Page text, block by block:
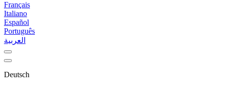
Français
Italiano
Español
Português
العربية
Deutsch